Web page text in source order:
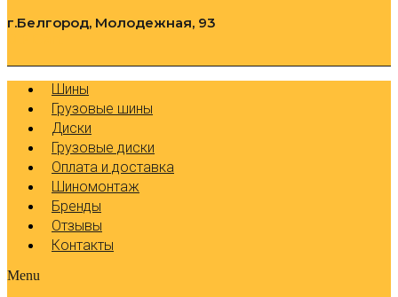
г.Белгород, Молодежная, 93
Шины
Грузовые шины
Диски
Грузовые диски
Оплата и доставка
Шиномонтаж
Бренды
Отзывы
Контакты
Menu